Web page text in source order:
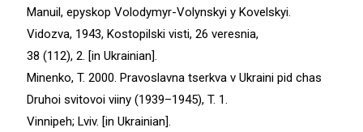
Manuil, epyskop Volodymyr-Volynskyi y Kovelskyi.
Vidozva, 1943, Kostopilski visti, 26 veresnia,
38 (112), 2. [in Ukrainian].
Minenko, T. 2000. Pravoslavna tserkva v Ukraini pid chas
Druhoi svitovoi viiny (1939–1945), T. 1.
Vinnipeh; Lviv. [in Ukrainian].